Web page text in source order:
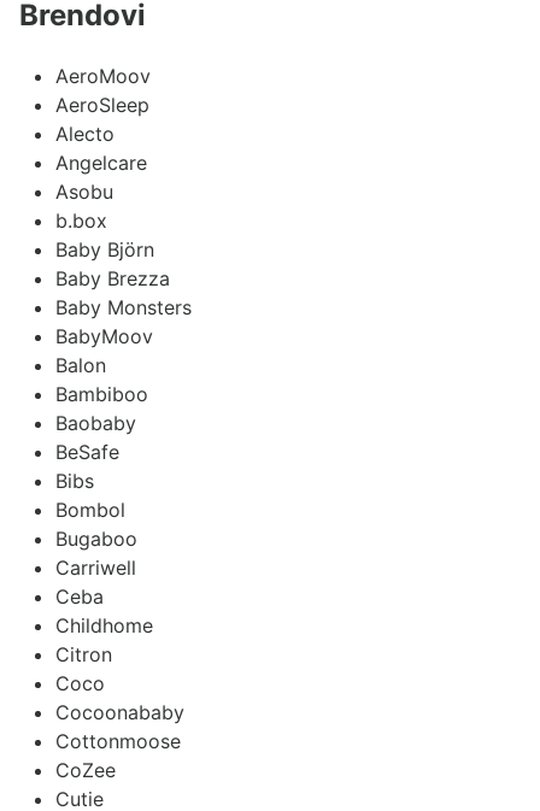
Brendovi
AeroMoov
AeroSleep
Alecto
Angelcare
Asobu
b.box
Baby Björn
Baby Brezza
Baby Monsters
BabyMoov
Balon
Bambiboo
Baobaby
BeSafe
Bibs
Bombol
Bugaboo
Carriwell
Ceba
Childhome
Citron
Coco
Cocoonababy
Cottonmoose
CoZee
Cutie